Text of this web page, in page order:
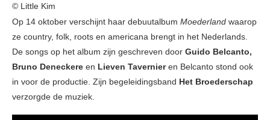
© Little Kim
Op 14 oktober verschijnt haar debuutalbum Moederland waarop
ze country, folk, roots en americana brengt in het Nederlands.
De songs op het album zijn geschreven door Guido Belcanto,
Bruno Deneckere en Lieven Tavernieren Belcanto stond ook
in voor de productie. Zijn begeleidingsband Het Broederschap
verzorgde de muziek.